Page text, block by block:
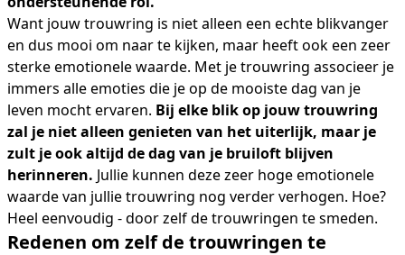
Want jouw trouwring is niet alleen een echte blikvanger
en dus mooi om naar te kijken, maar heeft ook een zeer
sterke emotionele waarde. Met je trouwring associeer je
immers alle emoties die je op de mooiste dag van je
leven mocht ervaren. Bij elke blik op jouw trouwring
zal je niet alleen genieten van het uiterlijk, maar je
zult je ook altijd de dag van je bruiloft blijven
herinneren. Jullie kunnen deze zeer hoge emotionele
waarde van jullie trouwring nog verder verhogen. Hoe?
Heel eenvoudig - door zelf de trouwringen te smeden.
Redenen om zelf de trouwringen te